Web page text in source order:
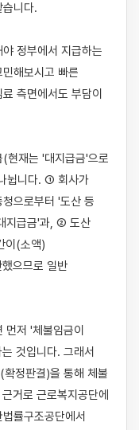
니다.
정부에서 지급하는
해보시고 빠른
측면에서도 부담이
현재는 '대지급금'으로
뉩니다. ① 회사가
으로부터 '도산 등
지급금'과, ② 도산
이(소액)
으므로 일반
저 '체불임금이
것입니다. 그래서
정판결)을 통해 체불
거로 근로복지공단에
률구조공단에서